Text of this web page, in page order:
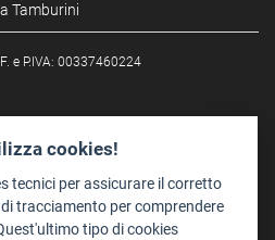
Tamburini
e P.IVA: 00337460224
cookies!
tecnici per assicurare il corretto
tracciamento per comprendere
tipo di cookies